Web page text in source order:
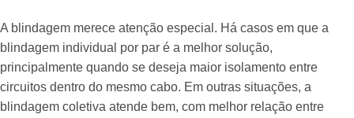
A blindagem merece atenção especial. Há casos em que a
blindagem individual por par é a melhor solução,
principalmente quando se deseja maior isolamento entre
circuitos dentro do mesmo cabo. Em outras situações, a
blindagem coletiva atende bem, com melhor relação entre